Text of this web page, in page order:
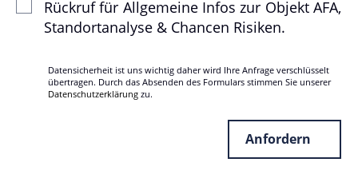
Rückruf für Allgemeine Infos zur Objekt AFA,
Standortanalyse & Chancen Risiken.
Datensicherheit ist uns wichtig daher wird Ihre Anfrage verschlüsselt
übertragen. Durch das Absenden des Formulars stimmen Sie unserer
Datenschutzerklärung zu.
Anfordern